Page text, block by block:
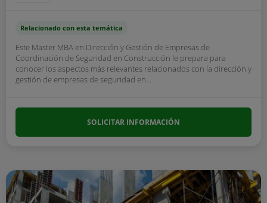
Relacionado con esta temática
Este Master MBA en Dirección y Gestión de Empresas de
Coordinación de Seguridad en Construcción le prepara para
conocer los aspectos más relevantes relacionados con la dirección y
gestión de empresas de seguridad en...
SOLICITAR INFORMACIÓN